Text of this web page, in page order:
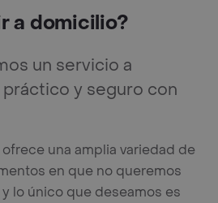
a domicilio?
un servicio a
y seguro con
una amplia variedad de
en que no queremos
lo único que deseamos es